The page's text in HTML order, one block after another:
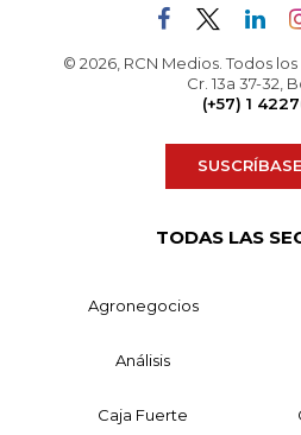
© 2026, RCN Medios. Todos
Cr. 13a 37-32,
(+57) 1
SUSCRÍBASE
TODAS LAS
Agronegocios
Análisis
Caja Fuerte